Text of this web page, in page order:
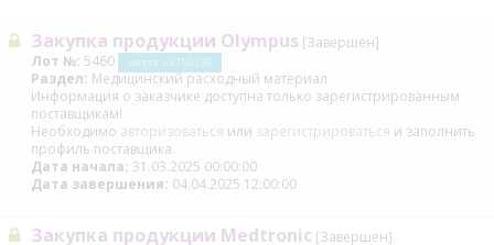
Закупка продукции Olympus [Завершен]
Лот №: 5460 Запрос на ТМЦ (В)
Раздел: Медицинский расходный материал
Информация о заказчике доступна только зарегистрированным
поставщикам!
Необходимо авторизоваться или зарегистрироваться и заполнить
профиль поставщика.
Дата начала: 31.03.2025 00:00:00
Дата завершения: 04.04.2025 12:00:00
Закупка продукции Medtronic [Завершен]